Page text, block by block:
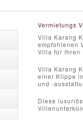
Vermietungs
Villa Karang
empfohlenen
Villa für Ihren
Villa Karang
einer Klippe
und -
Diese